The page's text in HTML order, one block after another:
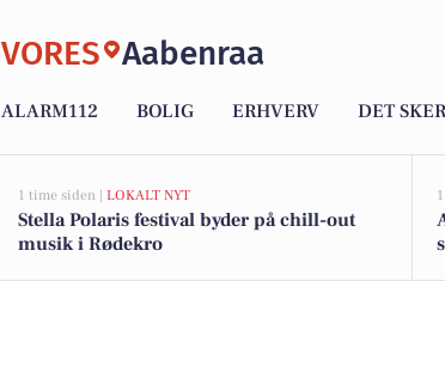
VORES Aabenraa
ALARM112 BOLIG ERHVERV DET SKER
1 time siden | LOKALT NYT
Stella Polaris festival byder på chill-out
musik i Rødekro